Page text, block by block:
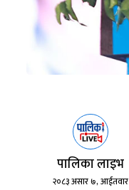
पालिका लाइभ
२०८३ असार ७, आईतवार